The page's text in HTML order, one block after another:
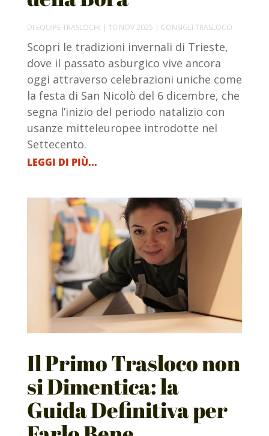
DI EQUIPE TRASLOCHI | 10 NOV 2025 | CONSIGLI TRASLOCO
Scopri le tradizioni invernali di Trieste,
dove il passato asburgico vive ancora
oggi attraverso celebrazioni uniche come
la festa di San Nicolò del 6 dicembre, che
segna l’inizio del periodo natalizio con
usanze mitteleuropee introdotte nel
Settecento.
LEGGI DI PIÙ...
Il Primo Trasloco non
si Dimentica: la
Guida Definitiva per